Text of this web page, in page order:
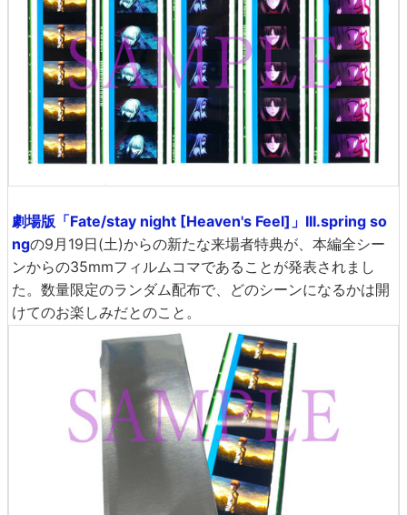
劇場版「Fate/stay night [Heaven's Feel]」III.spring so
ngの9月19日(土)からの新たな来場者特典が、本編全シー
ンからの35mmフィルムコマであることが発表されまし
た。数量限定のランダム配布で、どのシーンになるかは開
けてのお楽しみだとのこと。